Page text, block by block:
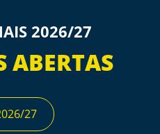
2026/27
ABERTAS
27